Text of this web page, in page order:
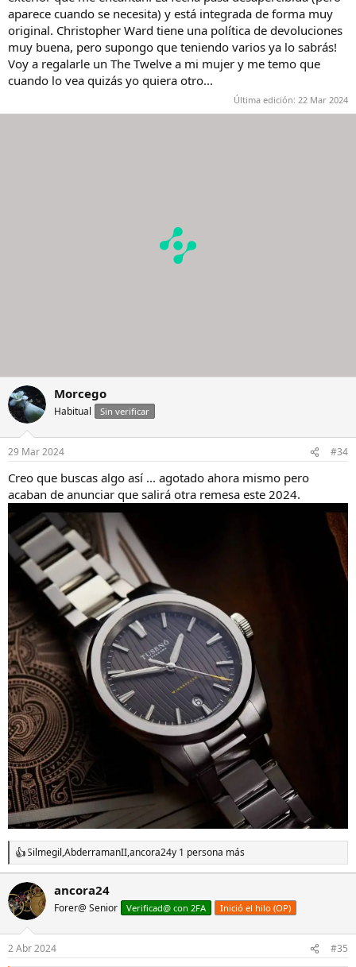
aparece cuando se necesita) y está integrada de forma muy
original. Christopher Ward tiene una política de devoluciones
muy buena, pero supongo que teniendo varios ya lo sabrás!
Voy a regalarle un The Twelve a mi mujer y me temo que
cuando lo vea quizás yo quiera otro...
Última edición: 22 Mar 2024
Morcego
Habitual Sin verificar
29 Mar 2024 #34
Creo que buscas algo así ... agotado ahora mismo pero
acaban de anunciar que salirá otra remesa este 2024.
R
e
a
c
c
i
o
n
e
Silmegil,AbderramanII,ancora24y 1 persona más
ancora24
Forer@ Senior Verificad@ con 2FA Inició el hilo (OP)
2 Abr 2024 #35